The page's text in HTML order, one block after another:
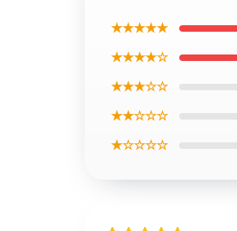
★★★★★
★★★★☆
★★★☆☆
★★☆☆☆
★☆☆☆☆